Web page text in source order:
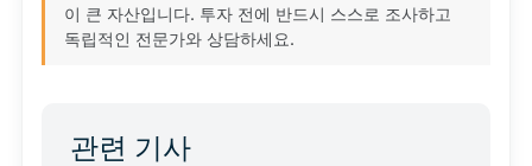
이 큰 자산입니다. 투자 전에 반드시 스스로 조사하고
독립적인 전문가와 상담하세요.
관련 기사